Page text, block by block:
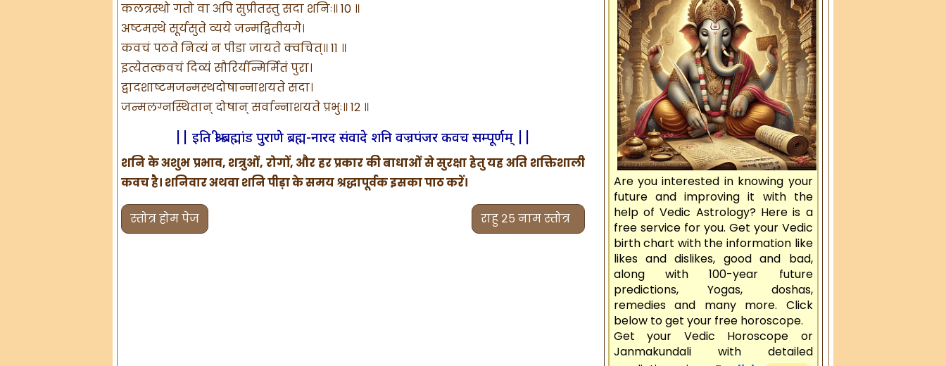
कलत्रस्थो गतो वा अपि सुप्रीतस्तु सदा शनिः॥ 10 ॥
अष्टमस्थे सूर्यसुते व्यये जन्मद्वितीयगे।
कवचं पठते नित्यं न पीडा जायते क्वचित्॥ 11 ॥
इत्येतत्कवचं दिव्यं सौरिर्यन्मिर्मितं पुरा।
द्वादशाष्टमजन्मस्थदोषान्नाशयते सदा।
जन्मलग्नस्थितान् दोषान् सर्वान्नाशयते प्रभुः॥ 12 ॥
|| इति श्री ब्रह्मांड पुराणे ब्रह्म-नारद संवादे शनि वज्रपंजर कवच सम्पूर्णम् ||
शनि के अशुभ प्रभाव, शत्रुओं, रोगों, और हर प्रकार की बाधाओं से सुरक्षा हेतु यह अति शक्तिशाली
कवच है। शनिवार अथवा शनि पीड़ा के समय श्रद्धापूर्वक इसका पाठ करें।
स्तोत्र होम पेज राहु २५ नाम स्तोत्र
Are you interested in knowing your
future and improving it with the
help of Vedic Astrology? Here is a
free service for you. Get your Vedic
birth chart with the information like
likes and dislikes, good and bad,
along with 100-year future
predictions, Yogas, doshas,
remedies and many more. Click
below to get your free horoscope.
Get your Vedic Horoscope or
Janmakundali with detailed